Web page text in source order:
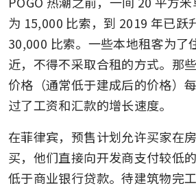
为 15,000 比索，到 2019 年已跃
30,000 比索。一些本地租客为了
近，不得不采取合租的方式。那
价格（通常低于建成后的价格）
过了工资和汇款的增长速度。
在菲律宾，预售计划允许买家在
买，他们直接向开发商支付较低
低于商业银行贷款。待建筑物完